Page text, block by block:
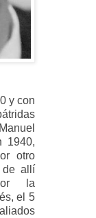
y con
1940,
otro
de allí
la
el 5